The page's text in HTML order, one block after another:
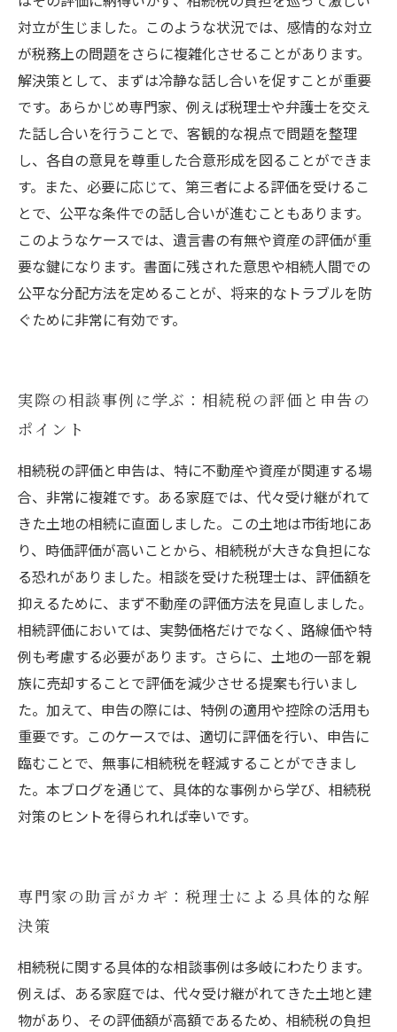
対立が生じました。このような状況では、感情的な対立
が税務上の問題をさらに複雑化させることがあります。
解決策として、まずは冷静な話し合いを促すことが重要
です。あらかじめ専門家、例えば税理士や弁護士を交え
た話し合いを行うことで、客観的な視点で問題を整理
し、各自の意見を尊重した合意形成を図ることができま
す。また、必要に応じて、第三者による評価を受けるこ
とで、公平な条件での話し合いが進むこともあります。
このようなケースでは、遺言書の有無や資産の評価が重
要な鍵になります。書面に残された意思や相続人間での
公平な分配方法を定めることが、将来的なトラブルを防
ぐために非常に有効です。
実際の相談事例に学ぶ：相続税の評価と申告の
ポイント
相続税の評価と申告は、特に不動産や資産が関連する場
合、非常に複雑です。ある家庭では、代々受け継がれて
きた土地の相続に直面しました。この土地は市街地にあ
り、時価評価が高いことから、相続税が大きな負担にな
る恐れがありました。相談を受けた税理士は、評価額を
抑えるために、まず不動産の評価方法を見直しました。
相続評価においては、実勢価格だけでなく、路線価や特
例も考慮する必要があります。さらに、土地の一部を親
族に売却することで評価を減少させる提案も行いまし
た。加えて、申告の際には、特例の適用や控除の活用も
重要です。このケースでは、適切に評価を行い、申告に
臨むことで、無事に相続税を軽減することができまし
た。本ブログを通じて、具体的な事例から学び、相続税
対策のヒントを得られれば幸いです。
専門家の助言がカギ：税理士による具体的な解
決策
相続税に関する具体的な相談事例は多岐にわたります。
例えば、ある家庭では、代々受け継がれてきた土地と建
物があり、その評価額が高額であるため、相続税の負担